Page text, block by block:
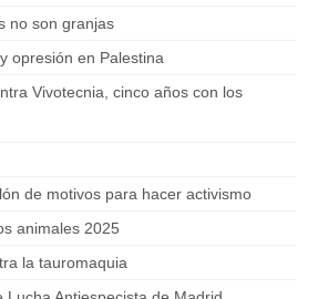
no son granjas
opresión en Palestina
Vivotecnia, cinco años con los
de motivos para hacer activismo
animales 2025
la tauromaquia